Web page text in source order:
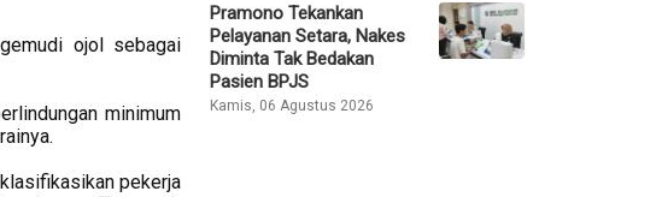
ojol sebagai
minimum
pekerja
Pramono Tekankan
Pelayanan Setara, Nakes
Diminta Tak Bedakan
Pasien BPJS
Kamis, 06 Agustus 2026